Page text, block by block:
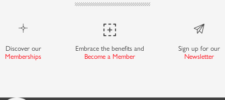
Discover our
Memberships
Embrace the benefits and
Become a Member
Sign up for our
Newsletter